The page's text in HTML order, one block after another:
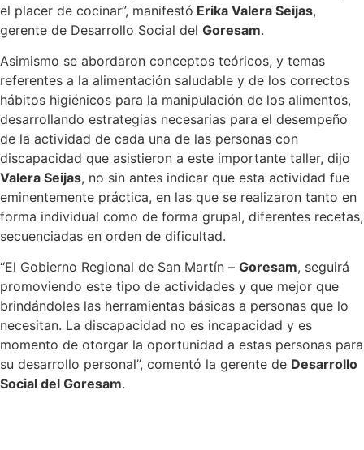
el placer de cocinar”, manifestó Erika Valera Seijas,
gerente de Desarrollo Social del Goresam.
Asimismo se abordaron conceptos teóricos, y temas
referentes a la alimentación saludable y de los correctos
hábitos higiénicos para la manipulación de los alimentos,
desarrollando estrategias necesarias para el desempeño
de la actividad de cada una de las personas con
discapacidad que asistieron a este importante taller, dijo
Valera Seijas, no sin antes indicar que esta actividad fue
eminentemente práctica, en las que se realizaron tanto en
forma individual como de forma grupal, diferentes recetas,
secuenciadas en orden de dificultad.
“El Gobierno Regional de San Martín – Goresam, seguirá
promoviendo este tipo de actividades y que mejor que
brindándoles las herramientas básicas a personas que lo
necesitan. La discapacidad no es incapacidad y es
momento de otorgar la oportunidad a estas personas para
su desarrollo personal”, comentó la gerente de Desarrollo
Social del Goresam.